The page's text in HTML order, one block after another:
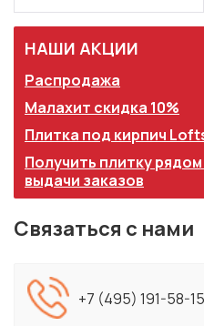
НАШИ АКЦИИ
Распродажа
Малахит скидка 10%
Плитка под кирпич
Получить плитку
выдачи заказов
Связаться с нами
+7 (495) 191-58-15